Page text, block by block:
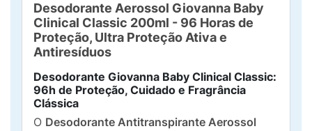
Desodorante Aerossol Giovanna Baby
Clinical Classic 200ml - 96 Horas de
Proteção, Ultra Proteção Ativa e
Antiresíduos
Desodorante Giovanna Baby Clinical Classic:
96h de Proteção, Cuidado e Fragrância
Clássica
O Desodorante Antitranspirante Aerossol